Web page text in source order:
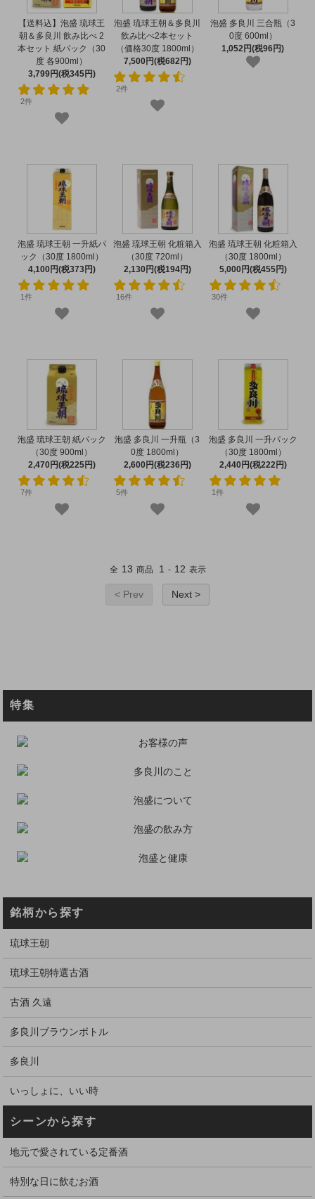
【送料込】泡盛 琉球王
朝＆多良川 飲み比べ 2
本セット 紙パック（30
度 各900ml）
3,799円(税345円)
2件
泡盛 琉球王朝＆多良川
飲み比べ2本セット
（価格30度 1800ml）
7,500円(税682円)
2件
泡盛 多良川 三合瓶（3
0度 600ml）
1,052円(税96円)
泡盛 琉球王朝 一升紙パ
ック（30度 1800ml）
4,100円(税373円)
1件
泡盛 琉球王朝 化粧箱入
（30度 720ml）
2,130円(税194円)
16件
泡盛 琉球王朝 化粧箱入
（30度 1800ml）
5,000円(税455円)
30件
泡盛 琉球王朝 紙パック
（30度 900ml）
2,470円(税225円)
7件
泡盛 多良川 一升瓶（3
0度 1800ml）
2,600円(税236円)
5件
泡盛 多良川 一升パック
（30度 1800ml）
2,440円(税222円)
1件
全 13 商品 1 - 12 表示
< Prev Next >
特集
銘柄から探す
琉球王朝
琉球王朝特選古酒
古酒 久遠
多良川ブラウンボトル
多良川
いっしょに、いい時
シーンから探す
地元で愛されている定番酒
特別な日に飲むお酒